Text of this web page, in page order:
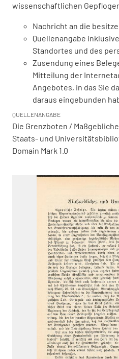
wissenschaftlichen
Nachricht an die
Quellenangabe
Standortes und des
Zusendung eines
Mitteilung der
Angebotes, in das Sie
daraus eingebunden
QUELLENANGABE
Die Grenzboten /
Staats- und
Domain Mark 1.0